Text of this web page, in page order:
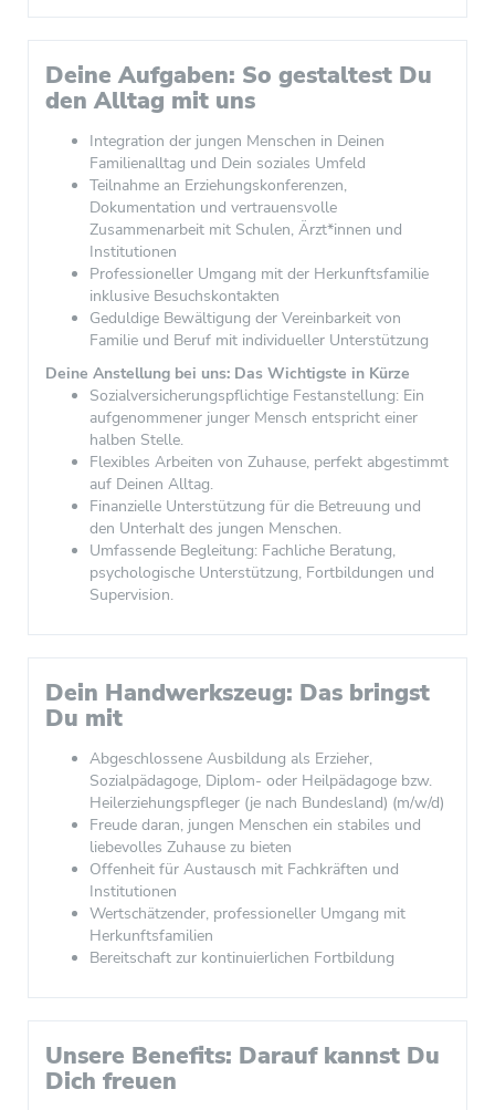
Deine Aufgaben: So gestaltest Du
den Alltag mit uns
Integration der jungen Menschen in Deinen
Familienalltag und Dein soziales Umfeld
Teilnahme an Erziehungskonferenzen,
Dokumentation und vertrauensvolle
Zusammenarbeit mit Schulen, Ärzt*innen und
Institutionen
Professioneller Umgang mit der Herkunftsfamilie
inklusive Besuchskontakten
Geduldige Bewältigung der Vereinbarkeit von
Familie und Beruf mit individueller Unterstützung
Deine Anstellung bei uns: Das Wichtigste in Kürze
Sozialversicherungspflichtige Festanstellung: Ein
aufgenommener junger Mensch entspricht einer
halben Stelle.
Flexibles Arbeiten von Zuhause, perfekt abgestimmt
auf Deinen Alltag.
Finanzielle Unterstützung für die Betreuung und
den Unterhalt des jungen Menschen.
Umfassende Begleitung: Fachliche Beratung,
psychologische Unterstützung, Fortbildungen und
Supervision.
Dein Handwerkszeug: Das bringst
Du mit
Abgeschlossene Ausbildung als Erzieher,
Sozialpädagoge, Diplom- oder Heilpädagoge bzw.
Heilerziehungspfleger (je nach Bundesland) (m/w/d)
Freude daran, jungen Menschen ein stabiles und
liebevolles Zuhause zu bieten
Offenheit für Austausch mit Fachkräften und
Institutionen
Wertschätzender, professioneller Umgang mit
Herkunftsfamilien
Bereitschaft zur kontinuierlichen Fortbildung
Unsere Benefits: Darauf kannst Du
Dich freuen